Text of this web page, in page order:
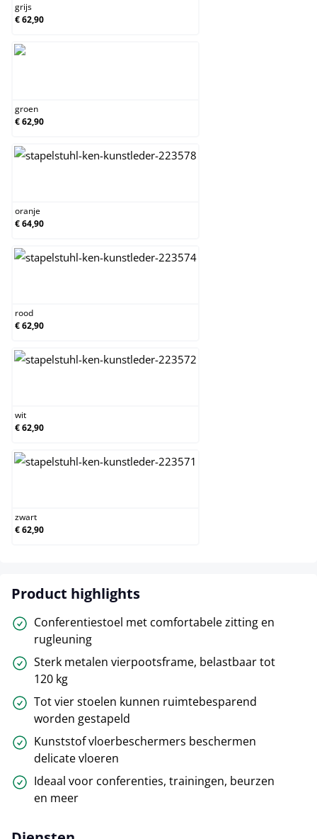
grijs
€ 62,90
groen
€ 62,90
oranje
€ 64,90
rood
€ 62,90
wit
€ 62,90
zwart
€ 62,90
Product highlights
Conferentiestoel met comfortabele zitting en
rugleuning
Sterk metalen vierpootsframe, belastbaar tot
120 kg
Tot vier stoelen kunnen ruimtebesparend
worden gestapeld
Kunststof vloerbeschermers beschermen
delicate vloeren
Ideaal voor conferenties, trainingen, beurzen
en meer